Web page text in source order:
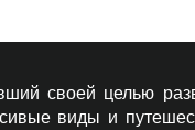
своей целью
виды и